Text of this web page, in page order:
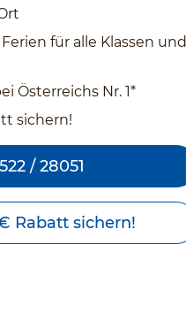
für alle Klassen und
Österreichs Nr. 1*
sichern!
/ 28051
Rabatt sichern!